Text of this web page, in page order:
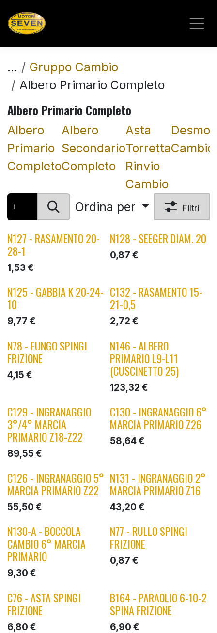
...
Gruppo Cambio
Albero Primario Completo
Albero Primario Completo
Albero
Primario
Completo
Albero
Secondario
Completo
Asta
Torretta
Rinvio
Cambio
Desmo
Cambio
Ordina per Filtri
N127 - RASAMENTO 20-
28-1
1,53 €
N128 - SEEGER DIAM. 20
0,87 €
N125 - GABBIA K 20-24-
10
9,77 €
C132 - RASAMENTO 15-
21-0,5
2,72 €
N78 - FUNGO SPINGI
FRIZIONE
4,15 €
N146 - ALBERO
PRIMARIO L9-L11
(CUSCINETTO 25)
123,32 €
C129 - INGRANAGGIO
3°/4° MARCIA
PRIMARIO Z18-Z22
89,55 €
C130 - INGRANAGGIO 6°
MARCIA PRIMARIO Z26
58,64€
C126 - INGRANAGGIO 5°
MARCIA PRIMARIO Z22
55,50 €
N131 - INGRANAGGIO 2°
MARCIA PRIMARIO Z16
43,20 €
N130-A - BOCCOLA
CAMBIO 6° MARCIA
PRIMARIO
9,30 €
N77 - RULLO SPINGI
FRIZIONE
0,87 €
C76 - ASTA SPINGI
FRIZIONE
6,80 €
B164 - PARAOLIO 6-10-2
SPINA FRIZIONE
6,90 €